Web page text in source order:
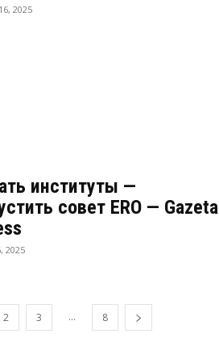
2025
институты —
совет ERO — Gazeta
2025
2 3 ... 8